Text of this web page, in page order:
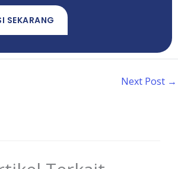
SEKARANG
Next Post →